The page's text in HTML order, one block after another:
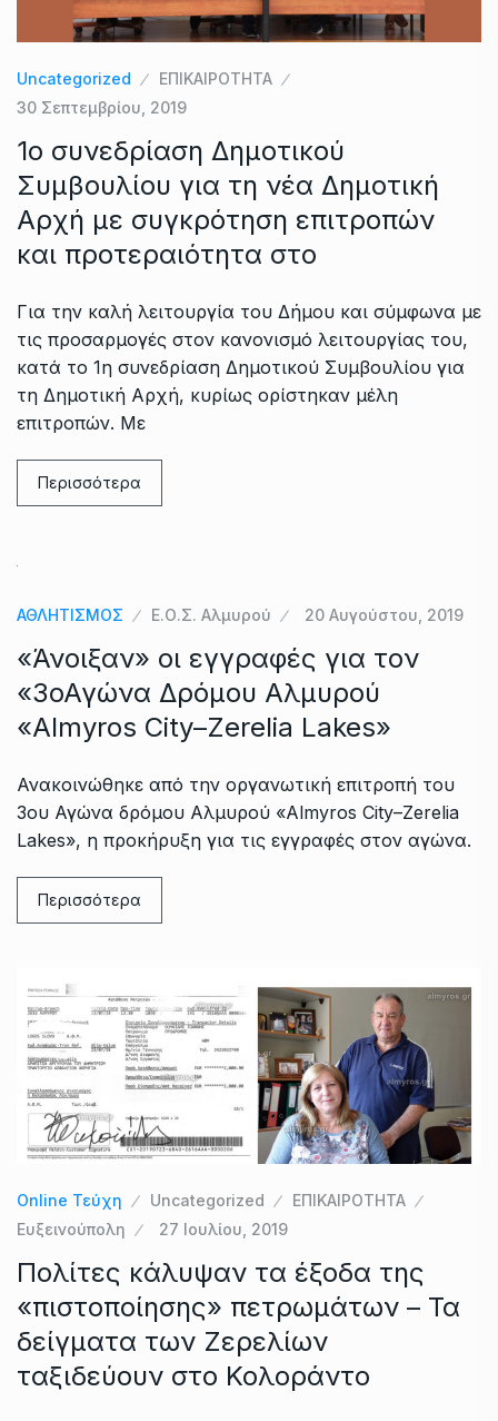
Uncategorized
ΕΠΙΚΑΙΡΟΤΗΤΑ
30 Σεπτεμβρίου, 2019
1ο συνεδρίαση Δημοτικού
Συμβουλίου για τη νέα Δημοτική
Αρχή με συγκρότηση επιτροπών
και προτεραιότητα στο
Για την καλή λειτουργία του Δήμου και σύμφωνα με
τις προσαρμογές στον κανονισμό λειτουργίας του,
κατά το 1η συνεδρίαση Δημοτικού Συμβουλίου για
τη Δημοτική Αρχή, κυρίως ορίστηκαν μέλη
επιτροπών. Με
Περισσότερα
ΑΘΛΗΤΙΣΜΟΣ Ε.Ο.Σ. Αλμυρού 20 Αυγούστου, 2019
«Άνοιξαν» οι εγγραφές για τον
«3οΑγώνα Δρόμου Αλμυρού
«Almyros City–Zerelia Lakes»
Ανακοινώθηκε από την οργανωτική επιτροπή του
3ου Αγώνα δρόμου Αλμυρού «Almyros City–Zerelia
Lakes», η προκήρυξη για τις εγγραφές στον αγώνα.
Περισσότερα
Online Τεύχη Uncategorized
ΕΠΙΚΑΙΡΟΤΗΤΑ
Ευξεινούπολη
27 Ιουλίου, 2019
Πολίτες κάλυψαν τα έξοδα της
«πιστοποίησης» πετρωμάτων – Τα
δείγματα των Ζερελίων
ταξιδεύουν στο Κολοράντο